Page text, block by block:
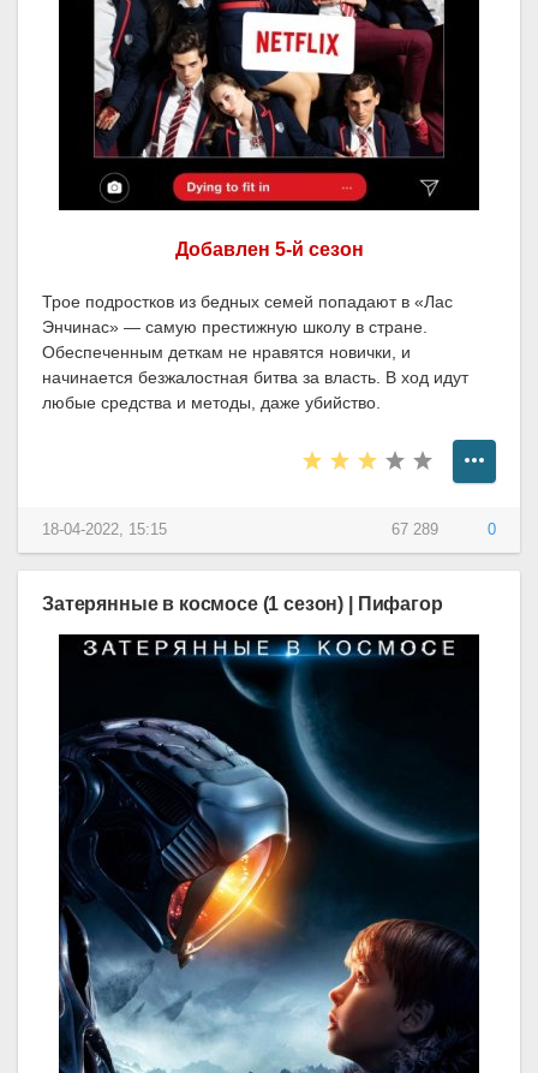
Добавлен 5-й сезон
Трое подростков из бедных семей попадают в «Лас
Энчинас» — самую престижную школу в стране.
Обеспеченным деткам не нравятся новички, и
начинается безжалостная битва за власть. В ход идут
любые средства и методы, даже убийство.
67 289 0
18-04-2022, 15:15
Затерянные в космосе (1 сезон) | Пифагор